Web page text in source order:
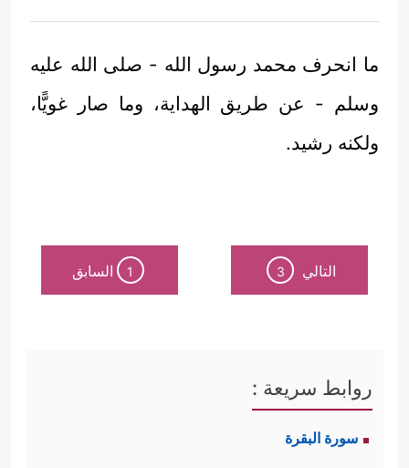
ما انحرف محمد رسول الله - صلى الله عليه
وسلم - عن طريق الهداية، وما صار غويًّا،
ولكنه رشيد.
التالي 3
1 السابق
روابط سريعة :
سورة البقرة